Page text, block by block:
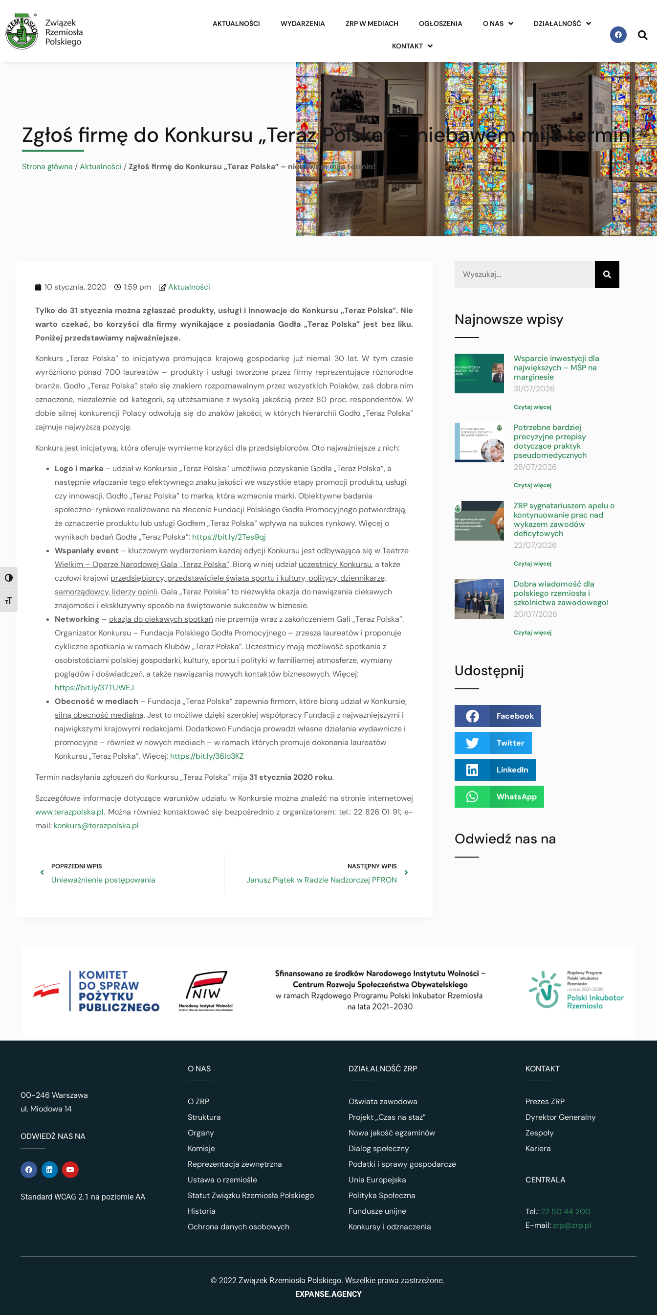
TOGGLE HIGH CONTRAST
TOGGLE FONT SIZE
AKTUALNOŚCI WYDARZENIA ZRP W MEDIACH OGŁOSZENIA O NAS DZIAŁALNOŚĆ
KONTAKT
Zgłoś firmę do Konkursu „Teraz Polska” – niebawem mija termin!
Strona główna /Aktualności /Zgłoś firmę do Konkursu „Teraz Polska” – niebawem mija termin!
10 stycznia, 2020 1:59 pm Aktualności
Tylko do 31 stycznia można zgłaszać produkty, usługi i innowacje do Konkursu „Teraz Polska”. Nie
warto czekać, bo korzyści dla firmy wynikające z posiadania Godła „Teraz Polska” jest bez liku.
Poniżej przedstawiamy najważniejsze.
Konkurs „Teraz Polska” to inicjatywa promująca krajową gospodarkę już niemal 30 lat. W tym czasie
wyróżniono ponad 700 laureatów – produkty i usługi tworzone przez firmy reprezentujące różnorodne
branże. Godło „Teraz Polska” stało się znakiem rozpoznawalnym przez wszystkich Polaków, zaś dobra nim
oznaczone, niezależnie od kategorii, są utożsamiane z wysoką jakością przez 80 proc. respondentów. W
dobie silnej konkurencji Polacy odwołują się do znaków jakości, w których hierarchii Godło „Teraz Polska”
zajmuje najwyższą pozycję.
Konkurs jest inicjatywą, która oferuje wymierne korzyści dla przedsiębiorców. Oto najważniejsze z nich:
Logo i marka – udział w Konkursie „Teraz Polska” umożliwia pozyskanie Godła „Teraz Polska”, a
następnie włączanie tego efektywnego znaku jakości we wszystkie etapy promocji produktu, usługi
czy innowacji. Godło „Teraz Polska” to marka, która wzmacnia marki. Obiektywne badania
społeczno-rynkowe realizowane na zlecenie Fundacji Polskiego Godła Promocyjnego potwierdzają,
że oznaczenie produktu lub usługi Godłem „Teraz Polska” wpływa na sukces rynkowy. Więcej o
wynikach badań Godła „Teraz Polska”: https://bit.ly/2Tes9qj
Wspaniały event – kluczowym wydarzeniem każdej edycji Konkursu jestodbywająca się w Teatrze
Wielkim – Operze Narodowej Gala „Teraz Polska”. Biorą w niej udział uczestnicy Konkursu, a także
czołowi krajowi przedsiębiorcy, przedstawiciele świata sportu i kultury, politycy, dziennikarze,
samorządowcy, liderzy opinii. Gala „Teraz Polska” to niezwykła okazja do nawiązania ciekawych
znajomości i ekskluzywny sposób na świętowanie sukcesów w biznesie.
Networking – okazja do ciekawych spotkań nie przemija wraz z zakończeniem Gali „Teraz Polska”.
Organizator Konkursu – Fundacja Polskiego Godła Promocyjnego – zrzesza laureatów i proponuje
cykliczne spotkania w ramach Klubów „Teraz Polska”. Uczestnicy mają możliwość spotkania z
osobistościami polskiej gospodarki, kultury, sportu i polityki w familiarnej atmosferze, wymiany
poglądów i doświadczeń, a także nawiązania nowych kontaktów biznesowych. Więcej:
https://bit.ly/37TUWEJ
Obecność w mediach – Fundacja „Teraz Polska” zapewnia firmom, które biorą udział w Konkursie,
silną obecność medialną. Jest to możliwe dzięki szerokiej współpracy Fundacji z najważniejszymi i
największymi krajowymi redakcjami. Dodatkowo Fundacja prowadzi własne działania wydawnicze i
promocyjne – również w nowych mediach – w ramach których promuje dokonania laureatów
Konkursu „Teraz Polska”. Więcej: https://bit.ly/36Io3KZ
Termin nadsyłania zgłoszeń do Konkursu „Teraz Polska” mija 31 stycznia 2020 roku.
Szczegółowe informacje dotyczące warunków udziału w Konkursie można znaleźć na stronie internetowej
www.terazpolska.pl. Można również kontaktować się bezpośrednio z organizatorem: tel.: 22 826 01 91; e-
mail: konkurs@terazpolska.pl
POPRZEDNI WPIS
Unieważnienie postępowania
NASTĘPNY WPIS
Janusz Piątek w Radzie Nadzorczej PFRON
Najnowsze wpisy
Wsparcie inwestycji dla
największych – MŚP na
marginesie
31/07/2026
Czytaj więcej
Potrzebne bardziej
precyzyjne przepisy
dotyczące praktyk
pseudomedycznych
28/07/2026
Czytaj więcej
ZRP sygnatariuszem apelu o
kontynuowanie prac nad
wykazem zawodów
deficytowych
22/07/2026
Czytaj więcej
Dobra wiadomość dla
polskiego rzemiosła i
szkolnictwa zawodowego!
20/07/2026
Czytaj więcej
Udostępnij
Facebook
Twitter
LinkedIn
WhatsApp
Odwiedź nas na
00-246 Warszawa
ul. Miodowa 14
ODWIEDŹ NAS NA
Standard WCAG 2.1 na poziomie AA
O NAS
O ZRP
Struktura
Organy
Komisje
Reprezentacja zewnętrzna
Ustawa o rzemiośle
Statut Związku Rzemiosła Polskiego
Historia
Ochrona danych osobowych
DZIAŁALNOŚĆ ZRP
Oświata zawodowa
Projekt „Czas na staż”
Nowa jakość egzaminów
Dialog społeczny
Podatki i sprawy gospodarcze
Unia Europejska
Polityka Społeczna
Fundusze unijne
Konkursy i odznaczenia
KONTAKT
Prezes ZRP
Dyrektor Generalny
Zespoły
Kariera
CENTRALA
Tel.:22 50 44 200
E-mail:zrp@zrp.pl
© 2022 Związek Rzemiosła Polskiego. Wszelkie prawa zastrzeżone.
EXPANSE.AGENCY